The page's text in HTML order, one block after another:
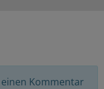
Kommentar